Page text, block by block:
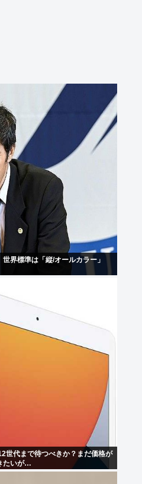
界標準は「縦/オールカラー」
世代まで待つべきか？まだ価格が
たいが…